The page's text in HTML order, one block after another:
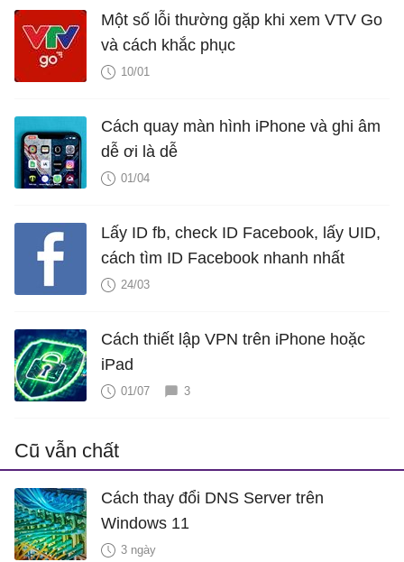
Một số lỗi thường gặp khi xem VTV Go
và cách khắc phục
10/01
Cách quay màn hình iPhone và ghi âm
dễ ơi là dễ
01/04
Lấy ID fb, check ID Facebook, lấy UID,
cách tìm ID Facebook nhanh nhất
24/03
Cách thiết lập VPN trên iPhone hoặc
iPad
01/07 3
Cũ vẫn chất
Cách thay đổi DNS Server trên
Windows 11
3 ngày